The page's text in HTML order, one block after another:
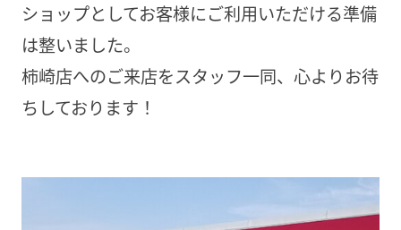
ショップとしてお客様にご利用いただける準備
は整いました。
柿崎店へのご来店をスタッフ一同、心よりお待
ちしております！